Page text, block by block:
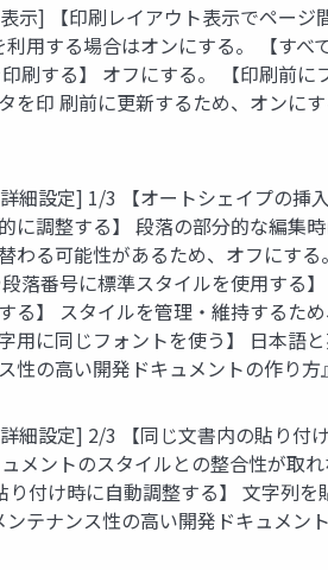
示] 【印刷レイアウト表示でページ
用する場合はオンにする。 【す
刷する】 オフにする。 【印刷前
を印 刷前に更新するため、オンに
細設定] 1/3 【オートシェイプの挿
に調整する】 段落の部分的な編集
わる可能性があるため、オフにす
落番号に標準スタイルを使用する
る】 スタイルを管理・維持するた
用に同じフォントを使う】 日本
性の高い開発ドキュメントの作り
細設定] 2/3 【同じ文書内の貼り付
メントのスタイルとの整合性が取
付け時に自動調整する】 文字列
テナンス性の高い開発ドキュメン